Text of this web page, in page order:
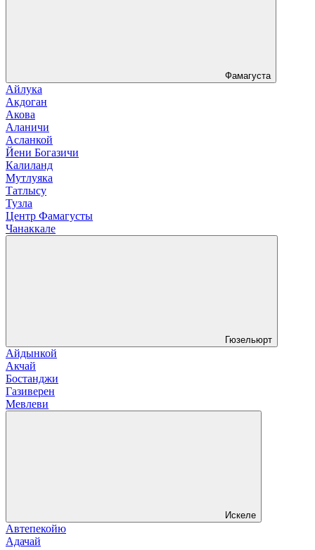
Фамагуста
Айлука
Акдоган
Акова
Аланичи
Асланкой
Йени Богазичи
Калиланд
Мутлуяка
Татлысу
Тузла
Центр Фамагусты
Чанаккале
Гюзельюрт
Айдынкой
Акчай
Бостанджи
Газиверен
Мевлеви
Искеле
Автепекойю
Адачай